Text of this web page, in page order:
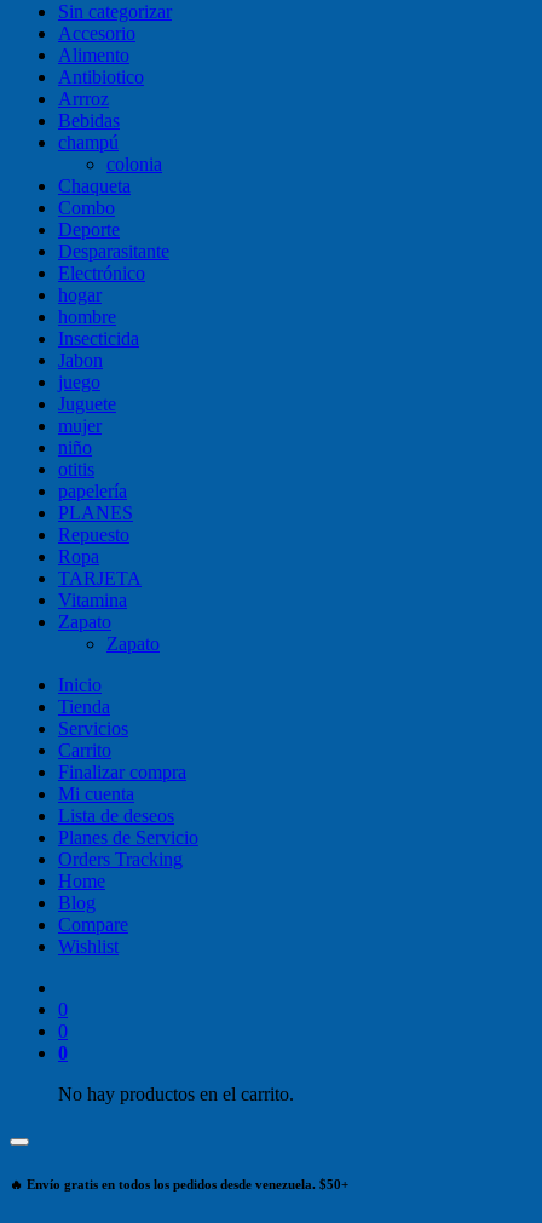
Sin categorizar
Accesorio
Alimento
Antibiotico
Arrroz
Bebidas
champú
colonia
Chaqueta
Combo
Deporte
Desparasitante
Electrónico
hogar
hombre
Insecticida
Jabon
juego
Juguete
mujer
niño
otitis
papelería
PLANES
Repuesto
Ropa
TARJETA
Vitamina
Zapato
Zapato
Inicio
Tienda
Servicios
Carrito
Finalizar compra
Mi cuenta
Lista de deseos
Planes de Servicio
Orders Tracking
Home
Blog
Compare
Wishlist
0
0
0
No hay productos en el carrito.
🔥 Envío gratis en todos los pedidos desde venezuela. $50+